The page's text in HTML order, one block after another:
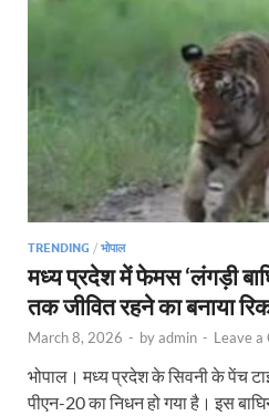
TRENDING / भोपाल
मध्य प्रदेश में फेमस ‘लंगड़ी
तक जीवित रहने का बनाया
March 8, 2026 - byadmin - Leave a
भोपाल। मध्य प्रदेश के सिवनी के पेंच
पीएन-20 का निधन हो गया है। इस